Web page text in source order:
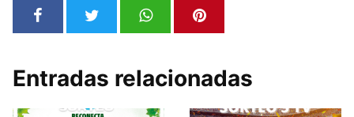
Entradas relacionadas